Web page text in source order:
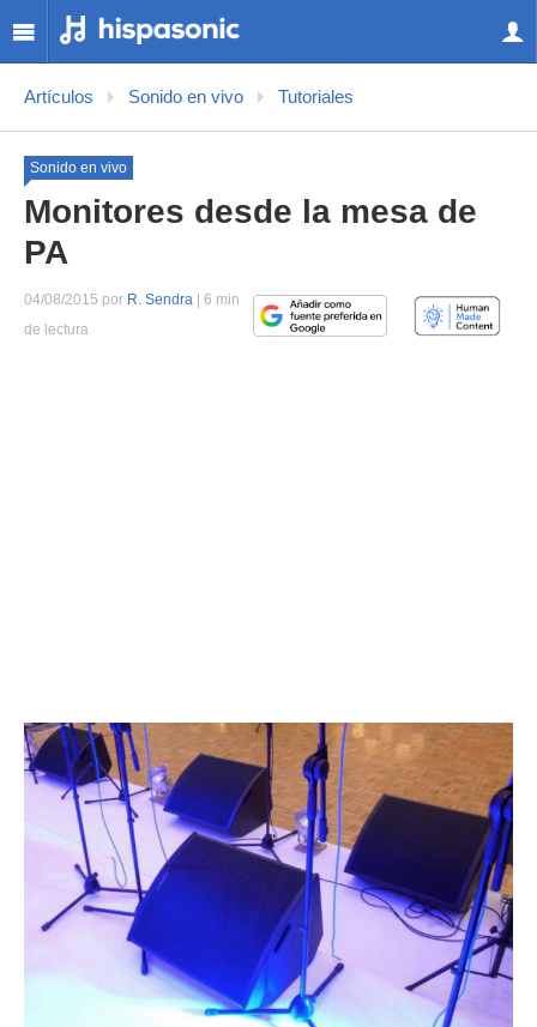
Artículos Sonido en vivo Tutoriales
Sonido en vivo
Monitores desde la mesa de
PA
04/08/2015 por R. Sendra | 6 min
de lectura